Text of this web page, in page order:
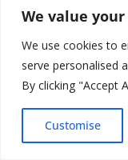
We value
We use cookies to
serve personalised
By clicking "Accept
Customise
Через Родриго.
Они вели
медиахолдингом
последующим
большей части